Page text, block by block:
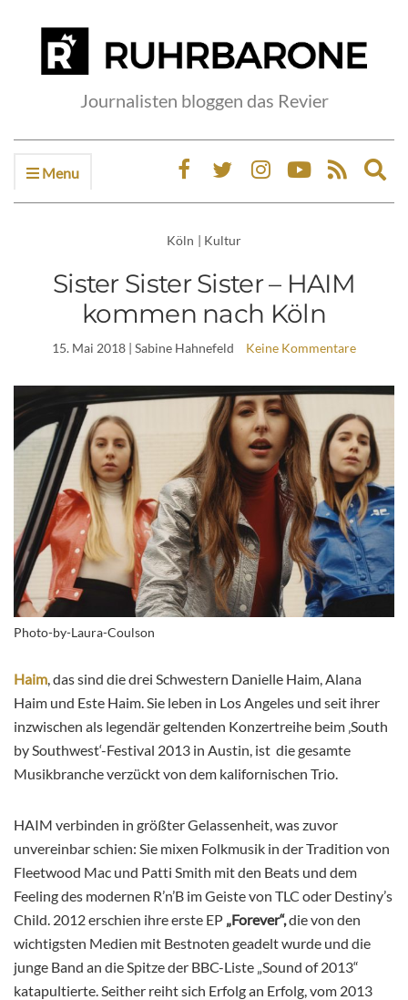
Journalisten bloggen das Revier
Menu
Köln | Kultur
Sister Sister Sister – HAIM
kommen nach Köln
15. Mai 2018 | Sabine Hahnefeld Keine Kommentare
Photo-by-Laura-Coulson
Haim , das sind die drei Schwestern Danielle Haim, Alana
Haim und Este Haim. Sie leben in Los Angeles und seit ihrer
inzwischen als legendär geltenden Konzertreihe beim ‚South
by Southwest‘-Festival 2013 in Austin, ist die gesamte
Musikbranche verzückt von dem kalifornischen Trio.
HAIM verbinden in größter Gelassenheit, was zuvor
unvereinbar schien: Sie mixen Folkmusik in der Tradition von
Fleetwood Mac und Patti Smith mit den Beats und dem
Feeling des modernen R’n’B im Geiste von TLC oder Destiny’s
Child. 2012 erschien ihre erste EP „Forever“,die von den
wichtigsten Medien mit Bestnoten geadelt wurde und die
junge Band an die Spitze der BBC-Liste „Sound of 2013“
katapultierte. Seither reiht sich Erfolg an Erfolg, vom 2013